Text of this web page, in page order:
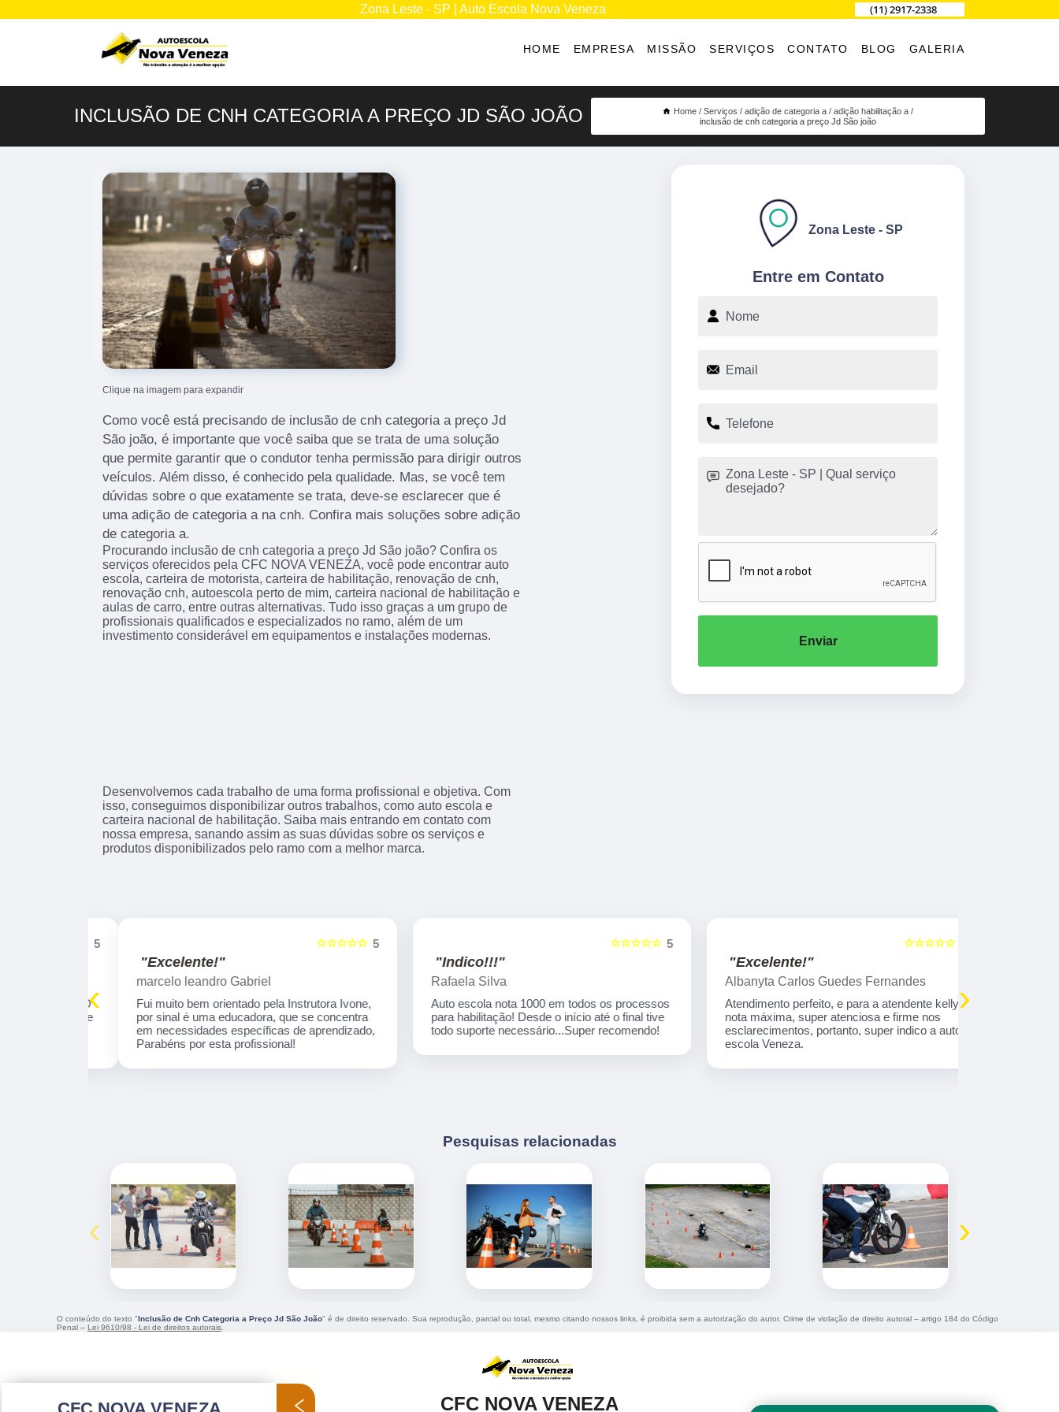
Zona Leste - SP | Auto Escola Nova Veneza (11) 2917-2338
HOME EMPRESA MISSÃO SERVIÇOS CONTATO BLOG GALERIA
INCLUSÃO DE CNH CATEGORIA A PREÇO JD SÃO JOÃO Home Serviços adição de categoria a
adição habilitação a
inclusão de cnh categoria a preço Jd São joão
Clique na imagem para expandir
Como você está precisando de inclusão de cnh categoria a preço Jd
São joão, é importante que você saiba que se trata de uma solução
que permite garantir que o condutor tenha permissão para dirigir outros
veículos. Além disso, é conhecido pela qualidade. Mas, se você tem
dúvidas sobre o que exatamente se trata, deve-se esclarecer que é
uma adição de categoria a na cnh. Confira mais soluções sobre adição
de categoria a.
Procurando inclusão de cnh categoria a preço Jd São joão? Confira os
serviços oferecidos pela CFC NOVA VENEZA, você pode encontrar auto
escola, carteira de motorista, carteira de habilitação, renovação de cnh,
renovação cnh, autoescola perto de mim, carteira nacional de habilitação e
aulas de carro, entre outras alternativas. Tudo isso graças a um grupo de
profissionais qualificados e especializados no ramo, além de um
investimento considerável em equipamentos e instalações modernas.
Desenvolvemos cada trabalho de uma forma profissional e objetiva. Com
isso, conseguimos disponibilizar outros trabalhos, como auto escola e
carteira nacional de habilitação. Saiba mais entrando em contato com
nossa empresa, sanando assim as suas dúvidas sobre os serviços e
produtos disponibilizados pelo ramo com a melhor marca.
Entre em Contato
Zona Leste - SP
Enviar
5
☆☆☆☆☆
"Excelente!"
marcelo leandro Gabriel
Fui muito bem orientado pela Instrutora Ivone,
por sinal é uma educadora, que se concentra
em necessidades específicas de aprendizado,
Parabéns por esta profissional!
5
☆☆☆☆☆
"Indico!!!"
Rafaela Silva
Auto escola nota 1000 em todos os processos
para habilitação! Desde o início até o final tive
todo suporte necessário...Super recomendo!
5
☆☆☆☆☆
"Excelente!"
Albanyta Carlos Guedes Fernandes
Atendimento perfeito, e para a atendente kelly,
nota máxima, super atenciosa e firme nos
esclarecimentos, portanto, super indico a auto
escola Veneza.
‹ ›
Pesquisas relacionadas
‹ ›
O conteúdo do texto "Inclusão de Cnh Categoria a Preço Jd São João" é de direito reservado. Sua reprodução, parcial ou total, mesmo citando nossos links, é proibida sem a autorização do autor. Crime de violação de direito autoral – artigo 184 do Código
Penal – Lei 9610/98 - Lei de direitos autorais
CFC NOVA VENEZA